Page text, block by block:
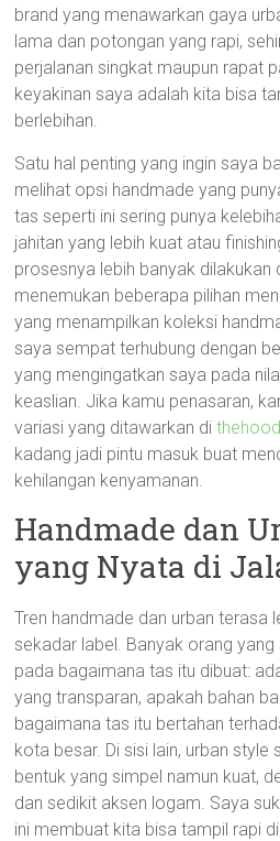
brand yang menawarkan gaya
lama dan potongan yang rapi,
perjalanan singkat maupun rapat
keyakinan saya adalah kita bisa
berlebihan.
Satu hal penting yang ingin saya
melihat opsi handmade yang
tas seperti ini sering punya
jahitan yang lebih kuat atau
prosesnya lebih banyak dilakukan
menemukan beberapa pilihan
yang menampilkan koleksi
saya sempat terhubung dengan
yang mengingatkan saya pada
keaslian. Jika kamu penasaran,
variasi yang ditawarkan di
kadang jadi pintu masuk buat
kehilangan kenyamanan.
Handmade dan
yang Nyata di
Tren handmade dan urban terasa
sekadar label. Banyak orang
pada bagaimana tas itu dibuat:
yang transparan, apakah bahan
bagaimana tas itu bertahan
kota besar. Di sisi lain, urban style
bentuk yang simpel namun kuat,
dan sedikit aksen logam. Saya
ini membuat kita bisa tampil rapi